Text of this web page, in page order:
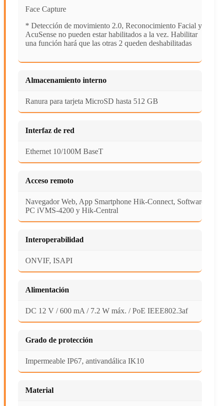
Face Capture
* Detección de movimiento 2.0, Reconocimiento Facial y
AcuSense no pueden estar habilitados a la vez. Habilitar
una función hará que las otras 2 queden deshabilitadas
Almacenamiento interno
Ranura para tarjeta MicroSD hasta 512 GB
Interfaz de red
Ethernet 10/100M BaseT
Acceso remoto
Navegador Web, App Smartphone Hik-Connect, Software
PC iVMS-4200 y Hik-Central
Interoperabilidad
ONVIF, ISAPI
Alimentación
DC 12 V / 600 mA / 7.2 W máx. / PoE IEEE802.3af
Grado de protección
Impermeable IP67, antivandálica IK10
Material